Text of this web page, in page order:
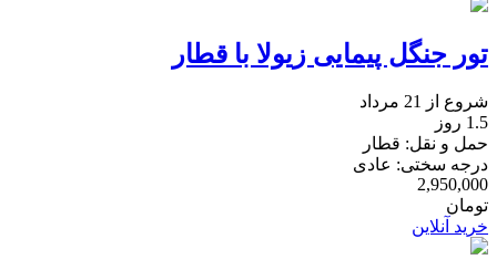
تور جنگل پیمایی زیولا با قطار
شروع از 21 مرداد
1.5 روز
حمل و نقل: قطار
درجه سختی: عادی
2,950,000
تومان
خرید آنلاین